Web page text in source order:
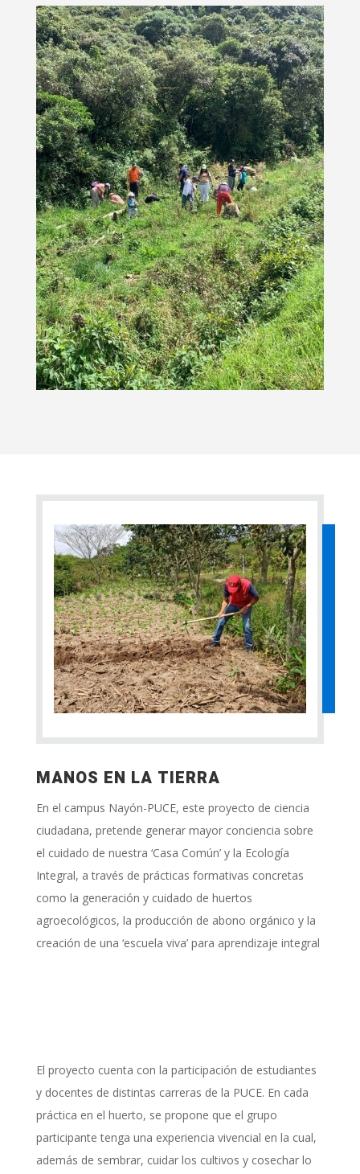
MANOS EN LA TIERRA
En el campus Nayón-PUCE, este proyecto de ciencia
ciudadana, pretende generar mayor conciencia sobre
el cuidado de nuestra ‘Casa Común’ y la Ecología
Integral, a través de prácticas formativas concretas
como la generación y cuidado de huertos
agroecológicos, la producción de abono orgánico y la
creación de una ‘escuela viva’ para aprendizaje integral
El proyecto cuenta con la participación de estudiantes
y docentes de distintas carreras de la PUCE. En cada
práctica en el huerto, se propone que el grupo
participante tenga una experiencia vivencial en la cual,
además de sembrar, cuidar los cultivos y cosechar lo